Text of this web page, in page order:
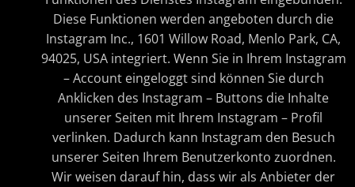
Diese Funktionen werden angeboten durch die
Instagram Inc., 1601 Willow Road, Menlo Park, CA,
94025, USA integriert. Wenn Sie in Ihrem Instagram
– Account eingeloggt sind können Sie durch
Anklicken des Instagram – Buttons die Inhalte
unserer Seiten mit Ihrem Instagram – Profil
verlinken. Dadurch kann Instagram den Besuch
unserer Seiten Ihrem Benutzerkonto zuordnen.
Wir weisen darauf hin, dass wir als Anbieter der